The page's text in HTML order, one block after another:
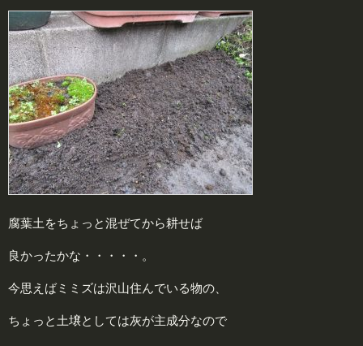
腐葉土をちょっと混ぜてから耕せば
良かったかな・・・・・。
今思えばミミズは沢山住んでいる物の、
ちょっと土壌としては灰が主成分なので